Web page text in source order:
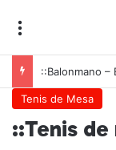
Tenis de Mesa
::Tenis